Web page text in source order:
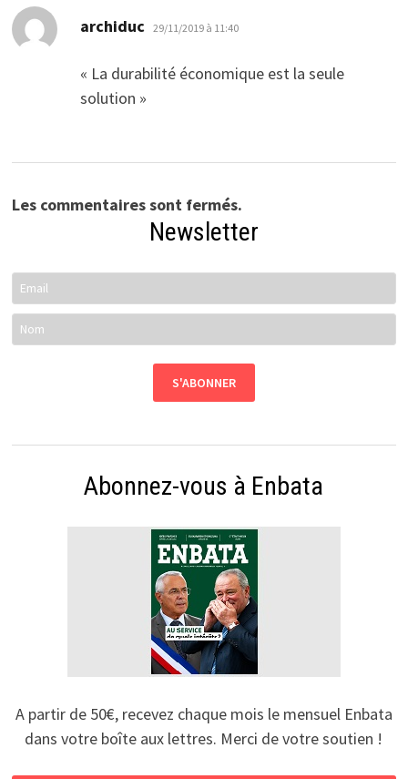
archiduc dit :
29/11/2019 à 11:40
« La durabilité économique est la seule
solution »
Les commentaires sont fermés.
Newsletter
Abonnez-vous à Enbata
A partir de 50€, recevez chaque mois le mensuel Enbata
dans votre boîte aux lettres. Merci de votre soutien !